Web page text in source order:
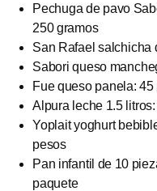
Pechuga de pavo
250 gramos
San Rafael salchicha
Sabori queso
Fue queso panela:
Alpura leche 1.5
Yoplait yoghurt
pesos
Pan infantil de 10
paquete